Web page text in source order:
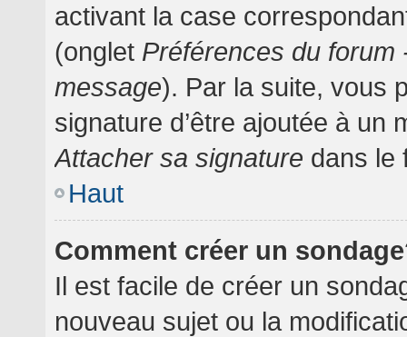
activant la case
(onglet Préférences du
message). Par la suite, vous
signature d’être ajoutée à un
Attacher sa signature dans le
Haut
Comment créer un
Il est facile de créer un
nouveau sujet ou la